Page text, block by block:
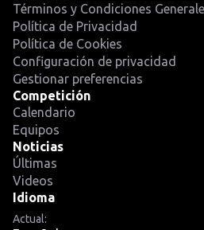
Términos y Condiciones
Política de Privacidad
Política de Cookies
Configuración de privacidad
Gestionar preferencias
Competición
Calendario
Equipos
Noticias
Últimas
Videos
Idioma
Actual: